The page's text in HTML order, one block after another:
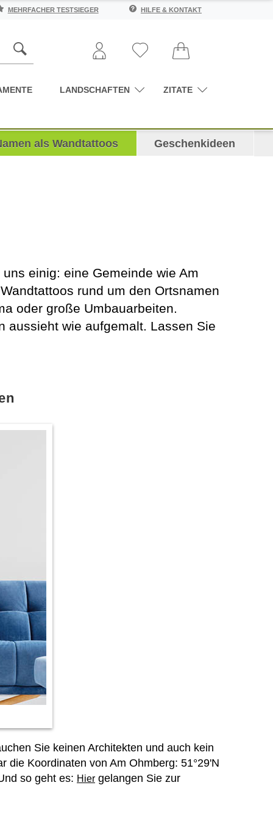
MEHRFACHER TESTSIEGER HILFE & KONTAKT
LANDSCHAFTEN ZITATE
als Wandtattoos Geschenkideen
einig: eine Gemeinde wie Am
rund um den Ortsnamen
oder große Umbauarbeiten.
aussieht wie aufgemalt. Lassen Sie
Sie keinen Architekten und auch kein
die Koordinaten von Am Ohmberg: 51°29'N
so geht es: Hier gelangen Sie zur